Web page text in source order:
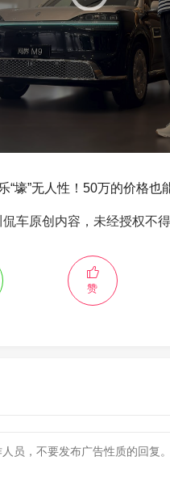
“壕”无人性！50万的价格也
车原创内容，未经授权不
赞